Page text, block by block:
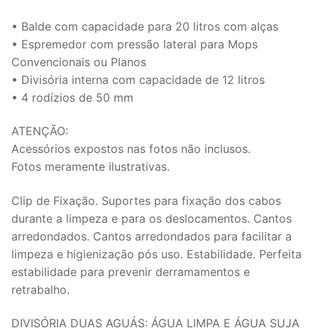
• Balde com capacidade para 20 litros com alças
• Espremedor com pressão lateral para Mops
Convencionais ou Planos
• Divisória interna com capacidade de 12 litros
• 4 rodízios de 50 mm
ATENÇÃO:
Acessórios expostos nas fotos não inclusos.
Fotos meramente ilustrativas.
Clip de Fixação. Suportes para fixação dos cabos
durante a limpeza e para os deslocamentos. Cantos
arredondados. Cantos arredondados para facilitar a
limpeza e higienização pós uso. Estabilidade. Perfeita
estabilidade para prevenir derramamentos e
retrabalho.
DIVISÓRIA DUAS AGUÁS: ÁGUA LIMPA E ÁGUA SUJA